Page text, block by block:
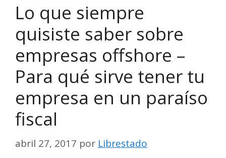
Lo que siempre
quisiste saber sobre
empresas offshore –
Para qué sirve tener tu
empresa en un paraíso
fiscal
abril 27, 2017 por Librestado